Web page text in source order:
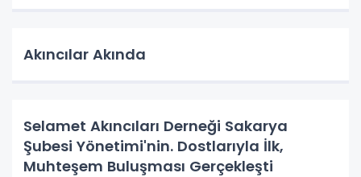
Akıncılar Akında
Selamet Akıncıları Derneği Sakarya
Şubesi Yönetimi'nin. Dostlarıyla İlk,
Muhteşem Buluşması Gerçekleşti